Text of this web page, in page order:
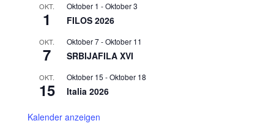
OKT.
1
Oktober 1 -Oktober 3
FILOS 2026
OKT.
7
Oktober 7-Oktober 11
SRBIJAFILA XVI
OKT.
15
Oktober 15 -Oktober 18
Italia 2026
Kalender anzeigen